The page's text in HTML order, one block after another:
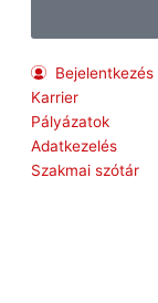
Bejelentkezés
Karrier
Pályázatok
Adatkezelés
Szakmai szótár